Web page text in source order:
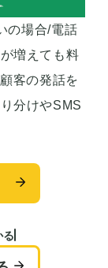
の場合/電話
増えても料
客の発話を
分けやSMS